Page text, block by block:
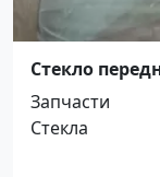
Стекло
Нексия/
Запчасти
Стекла